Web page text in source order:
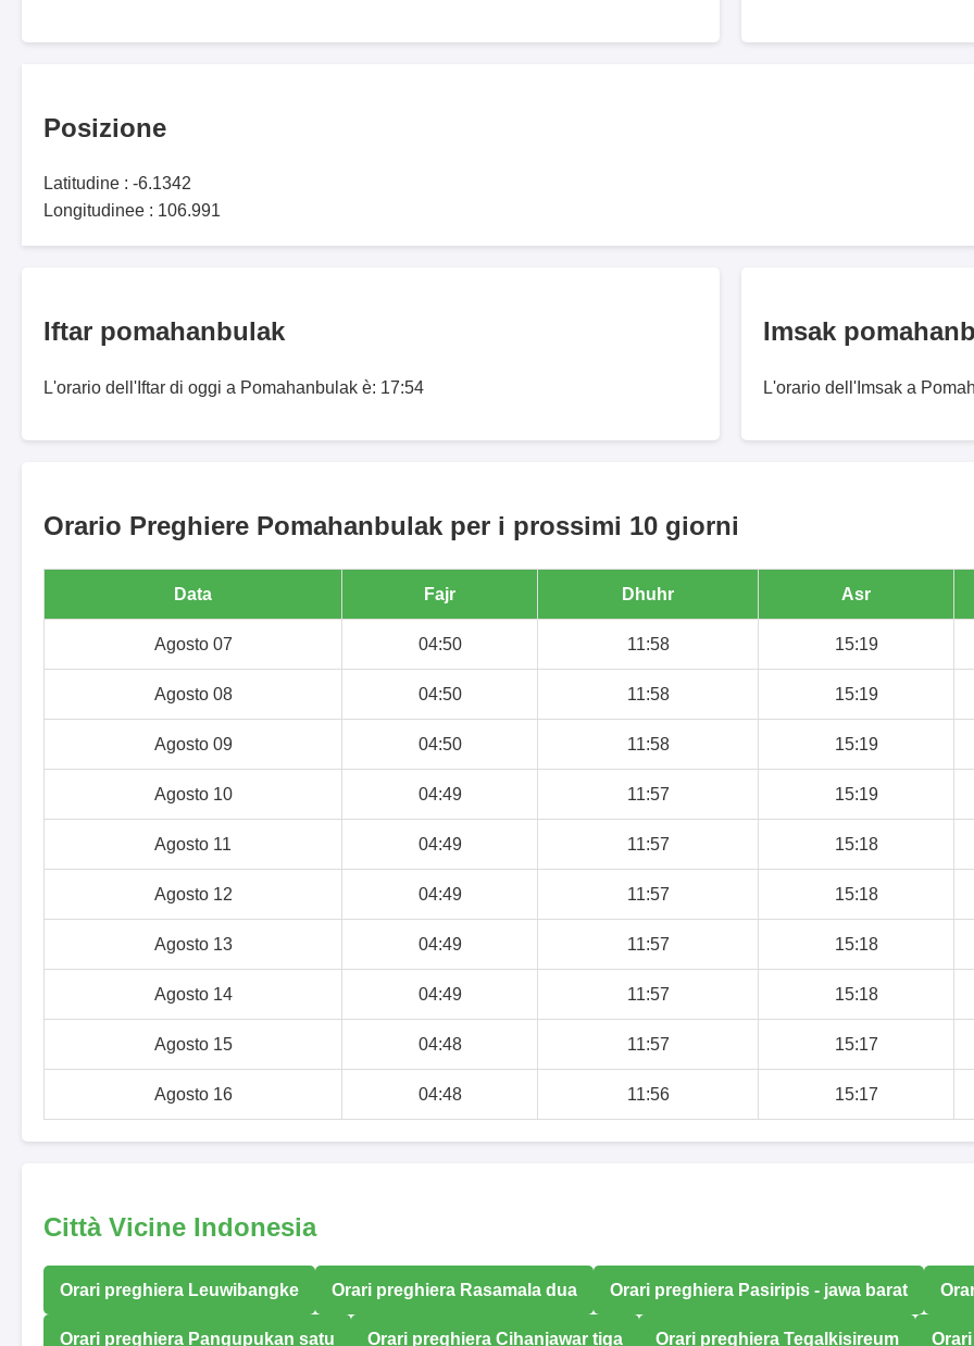
Posizione
Latitudine : -6.1342
Longitudinee : 106.991
Iftar pomahanbulak
L'orario dell'Iftar di oggi a Pomahanbulak è: 17:54
Imsak
L'orario dell'Imsak a
Orario Preghiere Pomahanbulak per i prossimi 10 giorni
Data Fajr Dhuhr Asr
Agosto 07 04:50 11:58 15:19
Agosto 08 04:50 11:58 15:19
Agosto 09 04:50 11:58 15:19
Agosto 10 04:49 11:57 15:19
Agosto 11 04:49 11:57 15:18
Agosto 12 04:49 11:57 15:18
Agosto 13 04:49 11:57 15:18
Agosto 14 04:49 11:57 15:18
Agosto 15 04:48 11:57 15:17
Agosto 16 04:48 11:56 15:17
Città Vicine Indonesia
Orari preghiera Leuwibangke Orari preghiera Rasamala dua Orari preghiera Pasiripis - jawa barat
Orari preghiera Pangupukan satu Orari preghiera Cihanjawar tiga Orari preghiera Tegalkisireum